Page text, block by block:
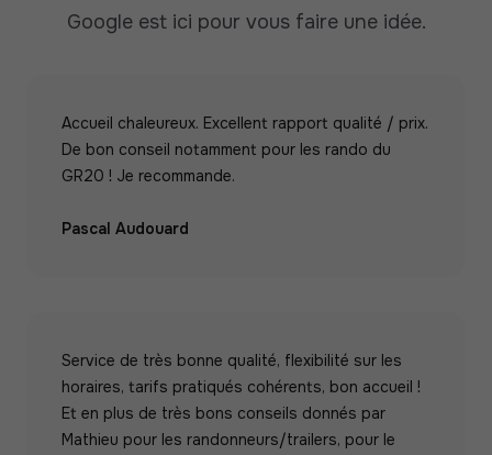
Google est ici pour vous faire une idée.
Accueil chaleureux. Excellent rapport qualité / prix.
De bon conseil notamment pour les rando du
GR20 ! Je recommande.
Pascal Audouard
Service de très bonne qualité, flexibilité sur les
horaires, tarifs pratiqués cohérents, bon accueil !
Et en plus de très bons conseils donnés par
Mathieu pour les randonneurs/trailers, pour le